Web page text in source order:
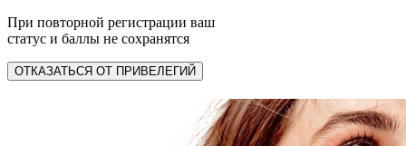
При повторной регистрации ваш
статус и баллы не сохранятся
ОТКАЗАТЬСЯ ОТ ПРИВЕЛЕГИЙ